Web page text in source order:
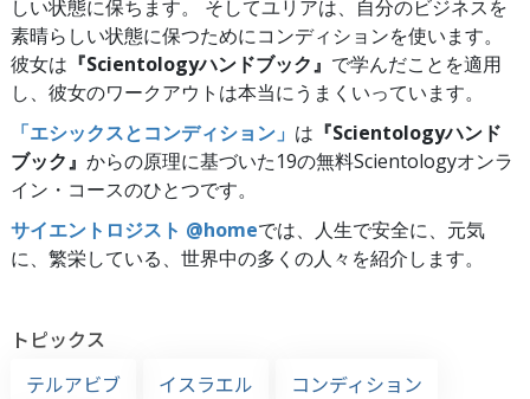
しい状態に保ちます。 そしてユリアは、自分のビジネスを
素晴らしい状態に保つためにコンディションを使います。
彼女は 『Scientologyハンドブック』 で学んだことを適用
し、彼女のワークアウトは本当にうまくいっています。
「エシックスとコンディション」 は 『Scientologyハンド
ブック』 からの原理に基づいた19の無料Scientologyオンラ
イン・コースのひとつです。
サイエントロジスト @homeでは、人生で安全に、元気
に、繁栄している、世界中の多くの人々を紹介します。
トピックス
テルアビブ
イスラエル
コンディション